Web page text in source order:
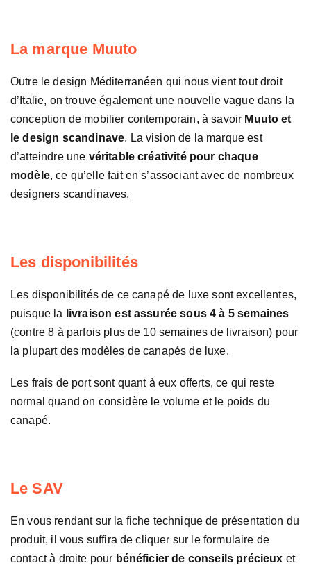
La marque Muuto
Outre le design Méditerranéen qui nous vient tout droit
d’Italie, on trouve également une nouvelle vague dans la
conception de mobilier contemporain, à savoir Muuto et
le design scandinave. La vision de la marque est
d’atteindre une véritable créativité pour chaque
modèle, ce qu’elle fait en s’associant avec de nombreux
designers scandinaves.
Les disponibilités
Les disponibilités de ce canapé de luxe sont excellentes,
puisque la
livraison est assurée sous 4 à 5 semaines
(contre 8 à parfois plus de 10 semaines de livraison) pour
la plupart des modèles de canapés de luxe.
Les frais de port sont quant à eux offerts, ce qui reste
normal quand on considère le volume et le poids du
canapé.
Le SAV
En vous rendant sur la fiche technique de présentation du
produit, il vous suffira de cliquer sur le formulaire de
contact à droite pour bénéficier de conseils précieux et